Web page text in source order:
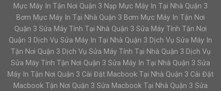
Mực Máy In Tận Nơi Quận 3 Nạp Mực Máy In Tại Nhà Quận 3
Bơm Mực Máy In Tại Nhà Quận 3 Bơm Mực Máy In Tận Nơi
Quận 3 Sửa Máy Tính Tại Nhà Quận 3 Sửa Máy Tính Tận Nơi
Quận 3 Dịch Vụ Sửa Máy In Tại Nhà Quận 3 Dịch Vụ Sửa Máy In
Tận Nơi Quận 3 Dịch Vụ Sửa Máy Tính Tại Nhà Quận 3 Dịch Vụ
Sửa Máy Tính Tận Nơi Quận 3 Sửa Máy In Tại Nhà Quận 3 Sửa
Máy In Tận Nơi Quận 3 Cài Đặt Macbook Tại Nhà Quận 3 Cài Đặt
Macbook Tận Nơi Quận 3 Sửa Macbook Tại Nhà Quận 3 Sửa